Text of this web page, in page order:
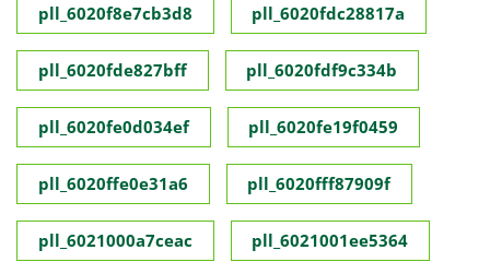
pll_6020f8e7cb3d8 pll_6020fdc28817a
pll_6020fde827bff pll_6020fdf9c334b
pll_6020fe0d034ef pll_6020fe19f0459
pll_6020ffe0e31a6 pll_6020fff87909f
pll_6021000a7ceac pll_6021001ee5364